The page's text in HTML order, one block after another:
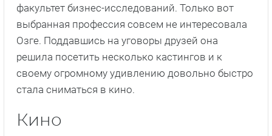
факультет бизнес-исследований. Только вот
выбранная профессия совсем не интересовала
Озге. Поддавшись на уговоры друзей она
решила посетить несколько кастингов и к
своему огромному удивлению довольно быстро
стала сниматься в кино.
Кино